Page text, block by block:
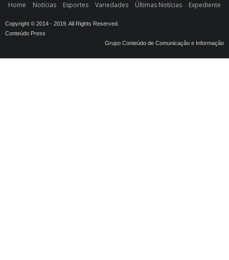
Home Notícias Esportes Variedades Últimas Notícias Expediente
Copyright © 2014 - 2019. All Rights Reserved.
Conteúdo Press
Grupo Conteúdo de Comunicação e Informação